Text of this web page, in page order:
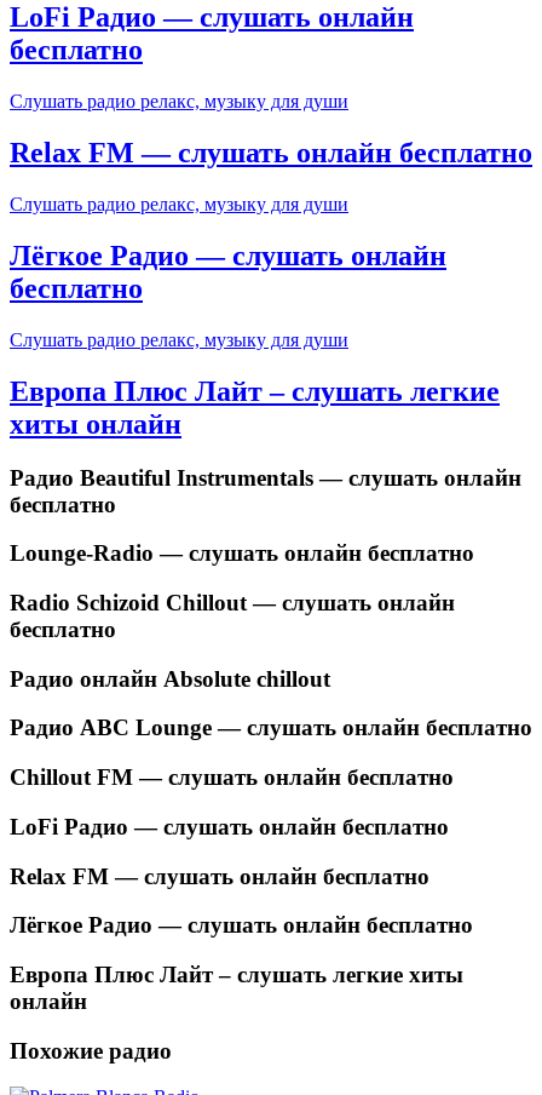
LoFi Радио — слушать онлайн
бесплатно
Слушать радио релакс, музыку для души
Relax FM — слушать онлайн бесплатно
Слушать радио релакс, музыку для души
Лёгкое Радио — слушать онлайн
бесплатно
Слушать радио релакс, музыку для души
Европа Плюс Лайт – слушать легкие
хиты онлайн
Радио Beautiful Instrumentals — слушать онлайн
бесплатно
Lounge-Radio — слушать онлайн бесплатно
Radio Schizoid Chillout — слушать онлайн
бесплатно
Радио онлайн Absolute chillout
Радио ABC Lounge — слушать онлайн бесплатно
Chillout FM — слушать онлайн бесплатно
LoFi Радио — слушать онлайн бесплатно
Relax FM — слушать онлайн бесплатно
Лёгкое Радио — слушать онлайн бесплатно
Европа Плюс Лайт – слушать легкие хиты
онлайн
Похожие радио